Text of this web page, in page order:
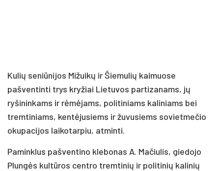
Kulių seniūnijos Mižuikų ir Šiemulių kaimuose
pašventinti trys kryžiai Lietuvos partizanams, jų
ryšininkams ir rėmėjams, politiniams kaliniams bei
tremtiniams, kentėjusiems ir žuvusiems sovietmečio
okupacijos laikotarpiu, atminti.
Paminklus pašventino klebonas A. Mačiulis, giedojo
Plungės kultūros centro tremtinių ir politinių kalinių